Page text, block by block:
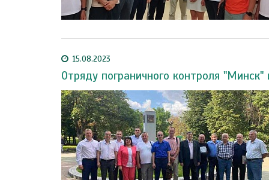
15.08.2023
Отряду пограничного контроля "Минск"